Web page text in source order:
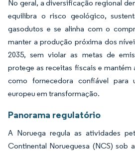
No geral, a diversificação regional
equilibra o risco geológico,
gasodutos e se alinha com o
manter a produção próxima dos
2035, sem violar as metas de
protege as receitas fiscais e mantém
como fornecedora confiável para
europeu em transformação.
Panorama regulatório
A Noruega regula as atividades
Continental Norueguesa (NCS) sob